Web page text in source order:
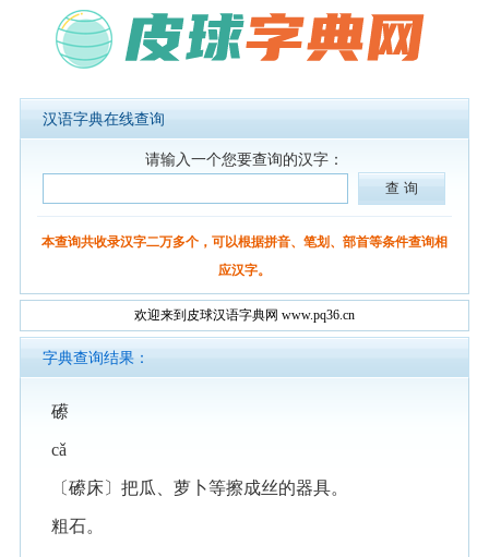
汉语字典在线查询
请输入一个您要查询的汉字：
本查询共收录汉字二万多个，可以根据拼音、笔划、部首等条件查询相
应汉字。
欢迎来到皮球汉语字典网 www.pq36.cn
字典查询结果：
礤
cǎ
〔礤床〕把瓜、萝卜等擦成丝的器具。
粗石。